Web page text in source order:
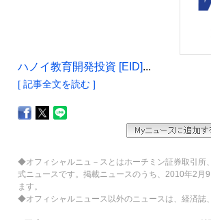
ハノイ教育開発投資 [EID]...
[ 記事全文を読む ]
◆オフィシャルニュ－スとはホーチミン証券取引所
式ニュースです。掲載ニュースのうち、2010年2月
ます。
◆オフィシャルニュース以外のニュースは、経済誌